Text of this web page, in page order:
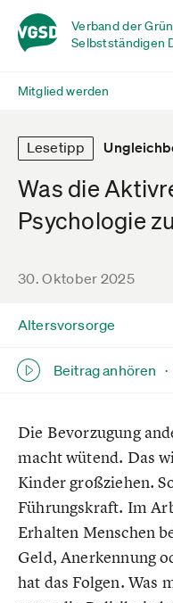
Verband der
Selbstständigen
Mitglied werden
Lesetipp
Was die
Psychologie
30. Oktober 2025
Altersvorsorge
Beitrag anhören ·
Die Bevorzugung
macht wütend. Das
Kinder großziehen.
Führungskraft. Im
Erhalten Menschen
Geld, Anerkennung
hat das Folgen. Was